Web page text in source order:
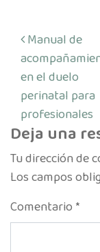
Manual de
en el duelo
perinatal para
profesionales
Deja una
Tu dirección de
Los campos
Comentario*